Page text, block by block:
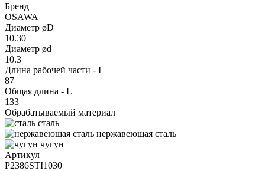
Бренд
OSAWA
Диаметр øD
10.30
Диаметр ød
10.3
Длина рабочей части - I
87
Общая длина - L
133
Обрабатываемый материал
сталь
нержавеющая сталь
чугун
Артикул
P2386STI1030